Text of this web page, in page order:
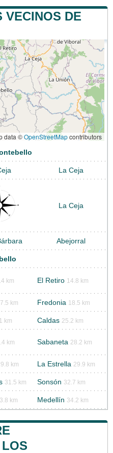
VECINOS DE
data ©OpenStreetMapcontributors
La Ceja
La Ceja
Abejorral
km El Retiro 14.8 km
km Fredonia 18.5 km
km Caldas 25.2 km
km Sabaneta 28.2 km
km La Estrella 29.9 km
31.5 km Sonsón 32.7 km
km Medellín 34.2 km